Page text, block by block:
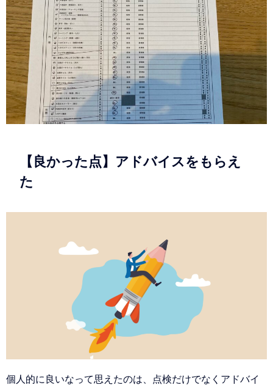
【良かった点】アドバイスをもらえ
た
個人的に良いなって思えたのは、点検だけでなくアドバイ